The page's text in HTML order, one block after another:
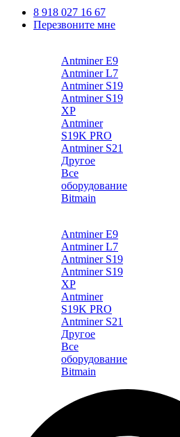
8 918 027 16 67
Перезвоните мне
Antminer E9
Antminer L7
Antminer S19
Antminer S19
XP
Antminer
S19K PRO
Antminer S21
Другое
Все
оборудование
Bitmain
Antminer E9
Antminer L7
Antminer S19
Antminer S19
XP
Antminer
S19K PRO
Antminer S21
Другое
Все
оборудование
Bitmain